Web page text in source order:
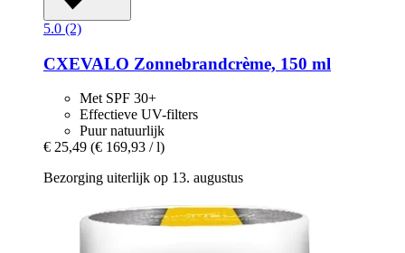
5.0 (2)
CXEVALO Zonnebrandcrème, 150 ml
Met SPF 30+
Effectieve UV-filters
Puur natuurlijk
€ 25,49 (€ 169,93 / l)
Bezorging uiterlijk op 13. augustus